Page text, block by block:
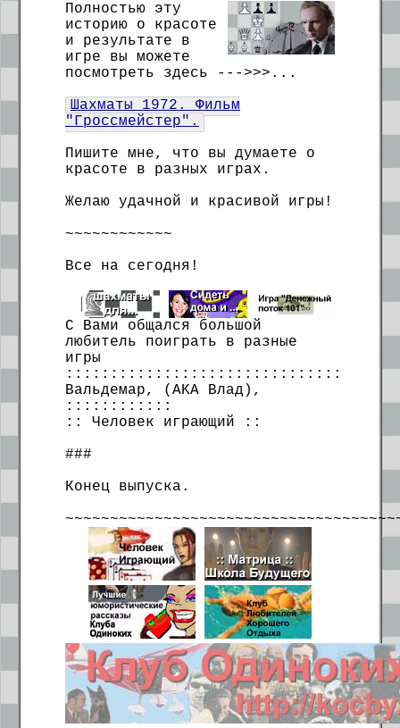
Полностью эту
историю о красоте
и результате в
игре вы можете
посмотреть здесь --->>>...
Шахматы 1972. Фильм
"Гроссмейстер".
Пишите мне, что вы думаете о
красоте в разных играх.
Желаю удачной и красивой игры!
~~~~~~~~~~~~
Все на сегодня!
С Вами общался большой
любитель поиграть в разные
игры
:::::::::::::::::::::::::::::::
Вальдемар, (AKA Влад),
::::::::::::
:: Человек играющий ::
###
Конец выпуска.